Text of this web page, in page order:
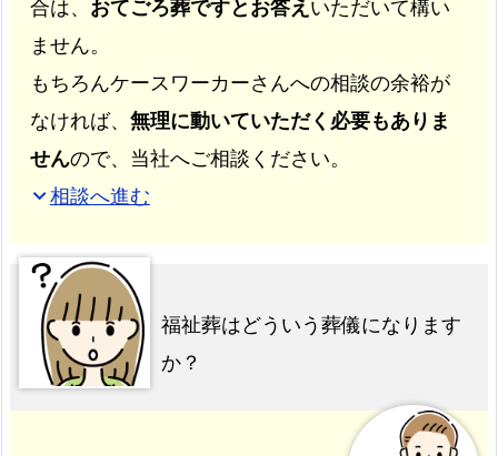
合は、 おてごろ葬ですとお答え いただいて構い
ません。
もちろんケースワーカーさんへの相談の余裕が
なければ、 無理に動いていただく必要もありま
せんので、当社へご相談ください。
expand_more相談へ進む
福祉葬はどういう葬儀になります
か？